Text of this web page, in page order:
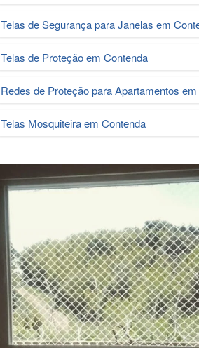
Telas de Segurança para Janelas em
Telas de Proteção em Contenda
Redes de Proteção para Apartamentos
Telas Mosquiteira em Contenda